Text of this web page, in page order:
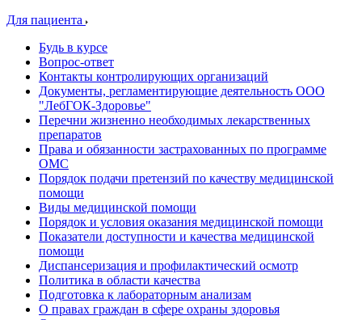
Для пациента
Будь в курсе
Вопрос-ответ
Контакты контролирующих организаций
Документы, регламентирующие деятельность ООО
"ЛебГОК-Здоровье"
Перечни жизненно необходимых лекарственных
препаратов
Права и обязанности застрахованных по программе
ОМС
Порядок подачи претензий по качеству медицинской
помощи
Виды медицинской помощи
Порядок и условия оказания медицинской помощи
Показатели доступности и качества медицинской
помощи
Диспансеризация и профилактический осмотр
Политика в области качества
Подготовка к лабораторным анализам
О правах граждан в сфере охраны здоровья